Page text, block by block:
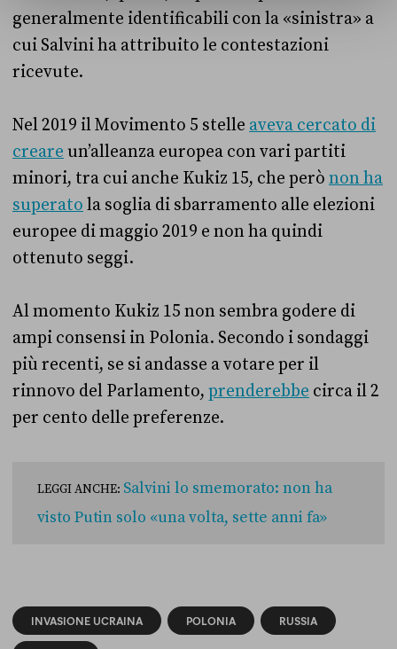
generalmente identificabili con la «sinistra» a
cui Salvini ha attribuito le contestazioni
ricevute.
Nel 2019 il Movimento 5 stelle aveva cercato di
creare un’alleanza europea con vari partiti
minori, tra cui anche Kukiz 15, che però non ha
superato la soglia di sbarramento alle elezioni
europee di maggio 2019 e non ha quindi
ottenuto seggi.
Al momento Kukiz 15 non sembra godere di
ampi consensi in Polonia. Secondo i sondaggi
più recenti, se si andasse a votare per il
rinnovo del Parlamento, prenderebbe circa il 2
per cento delle preferenze.
LEGGI ANCHE: Salvini lo smemorato: non ha
visto Putin solo «una volta, sette anni fa»
INVASIONE UCRAINA POLONIA RUSSIA